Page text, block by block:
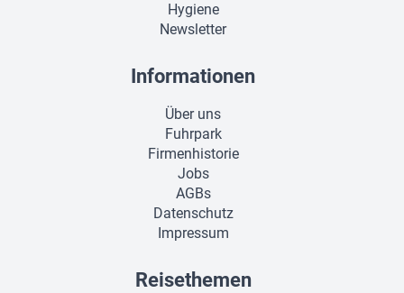
Hygiene
Newsletter
Informationen
Über uns
Fuhrpark
Firmenhistorie
Jobs
AGBs
Datenschutz
Impressum
Reisethemen